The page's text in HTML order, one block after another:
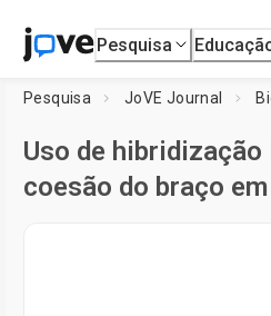
Pesquisa
Pesquisa JoVE Journal
Uso de
coesão do braço